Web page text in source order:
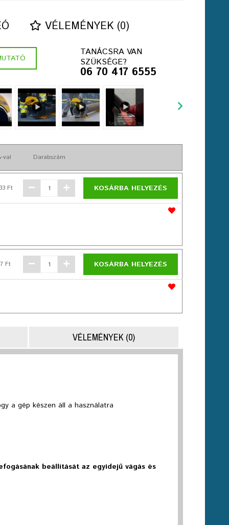
VÉLEMÉNYEK (0)
TANÁCSRA VAN
SZÜKSÉGE?
06 70 417 6555
val Darabszám
Ft KOSÁRBA HELYEZÉS
Ft KOSÁRBA HELYEZÉS
VÉLEMÉNYEK (0)
a gép készen áll a használatra
beállítását az egyidejű vágás és